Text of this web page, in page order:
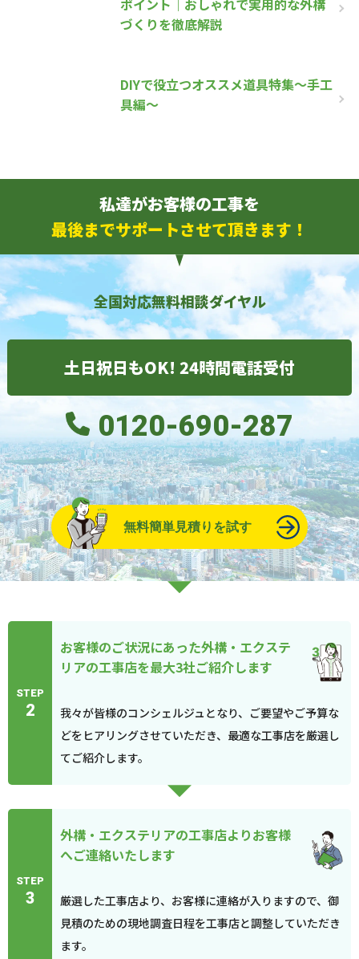
ポイント｜おしゃれで実用的な外構
づくりを徹底解説
DIYで役立つオススメ道具特集～手工
具編～
私達がお客様の工事を
最後までサポートさせて頂きます！
全国対応無料相談ダイヤル
土日祝日もOK! 24時間電話受付
0120-690-287
無料簡単見積りを試す
STEP
2
お客様のご状況にあった外構・エクステ
リアの工事店を最大3社ご紹介します
我々が皆様のコンシェルジュとなり、ご要望やご予算な
どをヒアリングさせていただき、最適な工事店を厳選し
てご紹介します。
STEP
3
外構・エクステリアの工事店よりお客様
へご連絡いたします
厳選した工事店より、お客様に連絡が入りますので、御
見積のための現地調査日程を工事店と調整していただき
ます。